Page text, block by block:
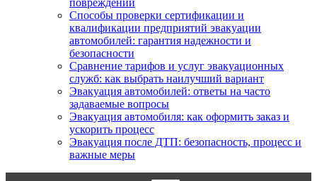
повреждений
Способы проверки сертификации и
квалификации предприятий эвакуации
автомобилей: гарантия надежности и
безопасности
Сравнение тарифов и услуг эвакуационных
служб: как выбрать наилучший вариант
Эвакуация автомобилей: ответы на часто
задаваемые вопросы
Эвакуация автомобиля: как оформить заказ и
ускорить процесс
Эвакуация после ДТП: безопасность, процесс и
важные меры